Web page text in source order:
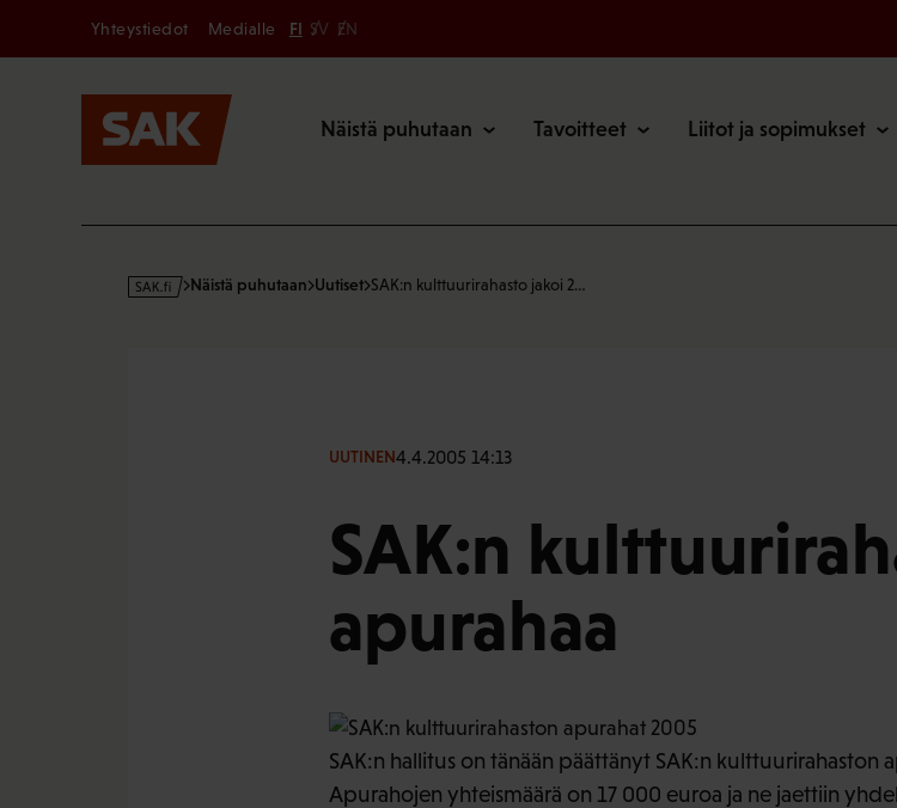
Secondary
Yhteystiedot Medialle FI SV EN
Näistä puhutaan Tavoitteet Liitot ja sopimukset
s
Näistä puhutaan Uutiset SAK:n kulttuurirahasto jakoi 2…
UUTINEN4.4.2005 14:13
SAK:n
apurahaa
SAK:n hallitus on tänään päättänyt SAK:n kulttuurirahaston
Apurahojen yhteismäärä on 17 000 euroa ja ne jaettiin